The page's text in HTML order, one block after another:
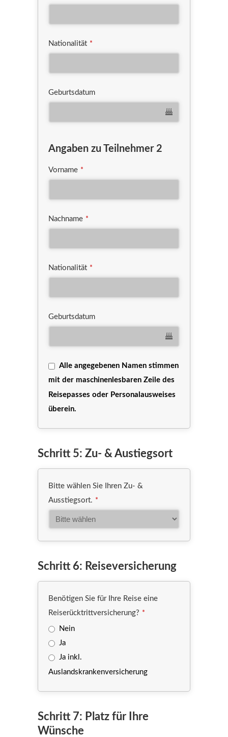
Nationalität *
Geburtsdatum
Angaben zu Teilnehmer 2
Vorname *
Nachname *
Nationalität *
Geburtsdatum
Alle angegebenen Namen stimmen
mit der maschinenlesbaren Zeile des
Reisepasses oder Personalausweises
überein.
Schritt 5: Zu- & Austiegsort
Bitte wählen Sie Ihren Zu- &
Ausstiegsort. *
Schritt 6: Reiseversicherung
Benötigen Sie für Ihre Reise eine
Reiserücktrittversicherung? *
Nein
Ja
Ja inkl.
Auslandskrankenversicherung
Schritt 7: Platz für Ihre
Wünsche